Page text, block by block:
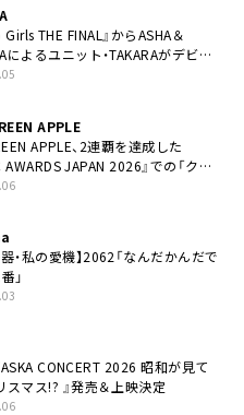
Girls THE FINAL』からASHA＆
によるユニット・TAKARAがデビュ
APPLE
APPLE、2連覇を達成した
AWARDS JAPAN 2026』での「クス
イブパフォーマンスをYouTube公開
器・私の愛機】2062「なんだかんだで
」
ASKA CONCERT 2026 昭和が見て
スマス!? 』発売＆上映決定